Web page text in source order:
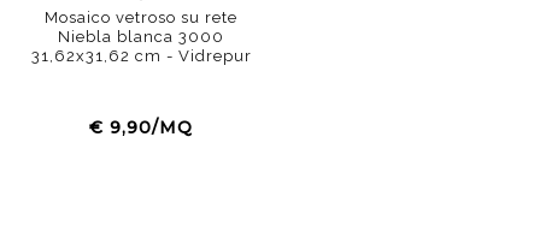
Mosaico vetroso su rete
Niebla blanca 3000
31,62x31,62 cm - Vidrepur
€ 9,90/MQ